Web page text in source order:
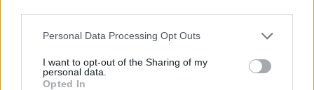
Personal Data Processing Opt Outs
I want to opt-out of the Sharing of my
personal data.
Opted In
ADV